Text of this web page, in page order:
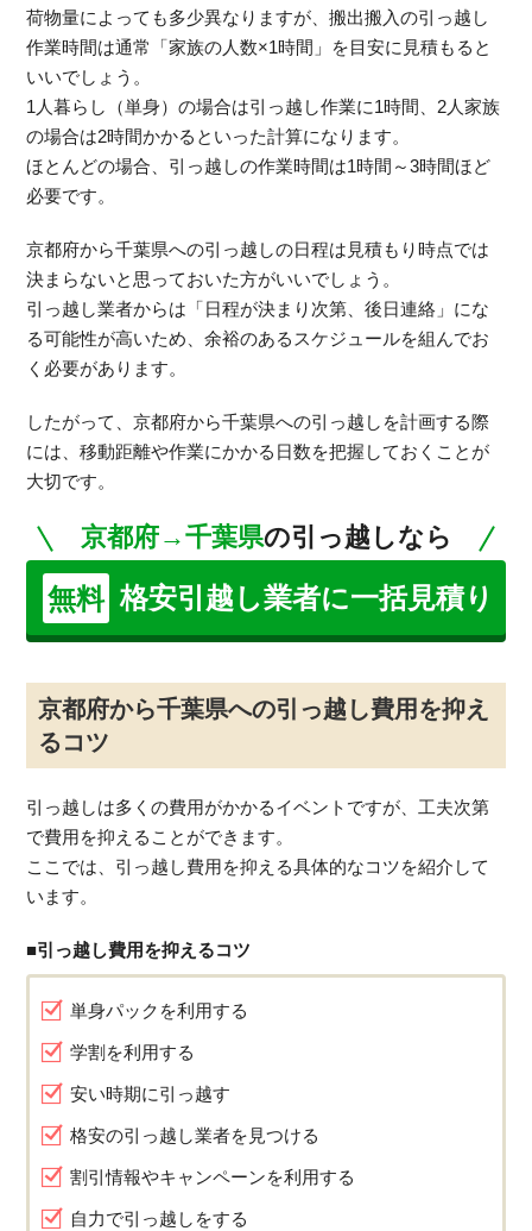
荷物量によっても多少異なりますが、搬出搬入の引っ越し
作業時間は通常「家族の人数×1時間」を目安に見積もると
いいでしょう。
1人暮らし（単身）の場合は引っ越し作業に1時間、2人家族
の場合は2時間かかるといった計算になります。
ほとんどの場合、引っ越しの作業時間は1時間～3時間ほど
必要です。
京都府から千葉県への引っ越しの日程は見積もり時点では
決まらないと思っておいた方がいいでしょう。
引っ越し業者からは「日程が決まり次第、後日連絡」にな
る可能性が高いため、余裕のあるスケジュールを組んでお
く必要があります。
したがって、京都府から千葉県への引っ越しを計画する際
には、移動距離や作業にかかる日数を把握しておくことが
大切です。
京都府→千葉県の引っ越しなら
無料 格安引越し業者に一括見積り
京都府から千葉県への引っ越し費用を抑え
るコツ
引っ越しは多くの費用がかかるイベントですが、工夫次第
で費用を抑えることができます。
ここでは、引っ越し費用を抑える具体的なコツを紹介して
います。
■引っ越し費用を抑えるコツ
単身パックを利用する
学割を利用する
安い時期に引っ越す
格安の引っ越し業者を見つける
割引情報やキャンペーンを利用する
自力で引っ越しをする